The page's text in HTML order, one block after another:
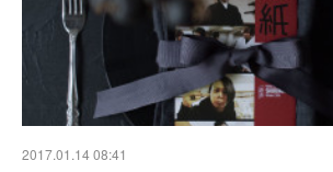
2017.01.14 08:41